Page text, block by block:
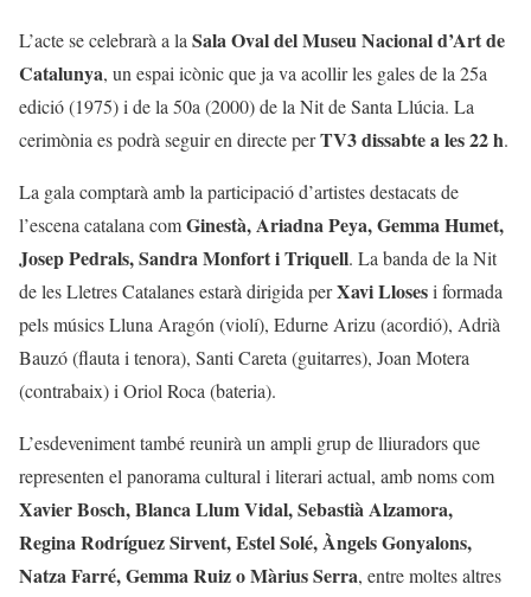
L’acte se celebrarà a la Sala Oval del Museu Nacional d’Art de
Catalunya, un espai icònic que ja va acollir les gales de la 25a
edició (1975) i de la 50a (2000) de la Nit de Santa Llúcia. La
cerimònia es podrà seguir en directe perTV3 dissabte a les 22 h.
La gala comptarà amb la participació d’artistes destacats de
l’escena catalana comGinestà, Ariadna Peya, Gemma Humet,
Josep Pedrals, Sandra Monfort i Triquell. La banda de la Nit
de les Lletres Catalanes estarà dirigida perXavi Llosesi formada
pels músics Lluna Aragón (violí), Edurne Arizu (acordió), Adrià
Bauzó (flauta i tenora), Santi Careta (guitarres), Joan Motera
(contrabaix) i Oriol Roca (bateria).
L’esdeveniment també reunirà un ampli grup de lliuradors que
representen el panorama cultural i literari actual, amb noms com
Xavier Bosch, Blanca Llum Vidal, Sebastià Alzamora,
Regina Rodríguez Sirvent, Estel Solé, Àngels Gonyalons,
Natza Farré, Gemma Ruiz o Màrius Serra, entre moltes altres